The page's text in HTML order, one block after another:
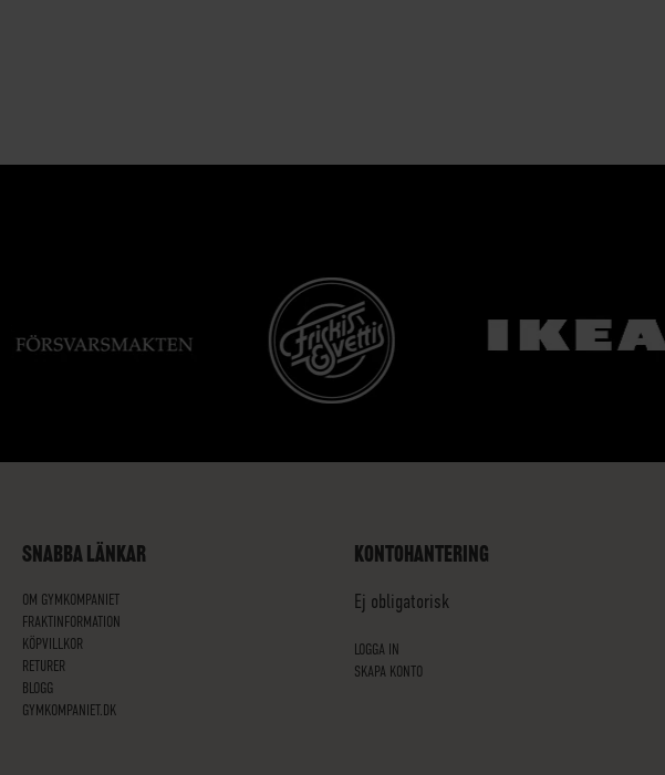
SNABBA LÄNKAR
OM GYMKOMPANIET
FRAKTINFORMATION
KÖPVILLKOR
RETURER
BLOGG
GYMKOMPANIET.DK
KONTOHANTERING
Ej obligatorisk
LOGGA IN
SKAPA KONTO